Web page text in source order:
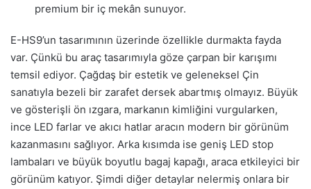
premium bir iç mekân sunuyor.
E-HS9’un tasarımının üzerinde özellikle durmakta fayda
var. Çünkü bu araç tasarımıyla göze çarpan bir karışımı
temsil ediyor. Çağdaş bir estetik ve geleneksel Çin
sanatıyla bezeli bir zarafet dersek abartmış olmayız. Büyük
ve gösterişli ön ızgara, markanın kimliğini vurgularken,
ince LED farlar ve akıcı hatlar aracın modern bir görünüm
kazanmasını sağlıyor. Arka kısımda ise geniş LED stop
lambaları ve büyük boyutlu bagaj kapağı, araca etkileyici bir
görünüm katıyor. Şimdi diğer detaylar nelermiş onlara bir